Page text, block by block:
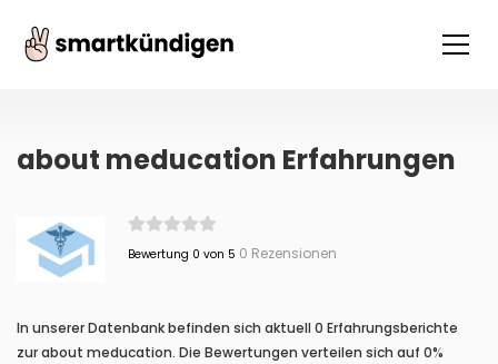
about meducation Erfahrungen
Bewertung 0 von 5 0 Rezensionen
In unserer Datenbank befinden sich aktuell 0 Erfahrungsberichte
zur about meducation. Die Bewertungen verteilen sich auf 0%